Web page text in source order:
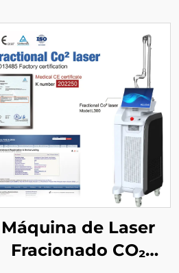
Máquina de Laser
Fracionado CO₂